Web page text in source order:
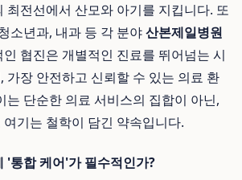
최전선에서 산모와 아기를 지킵니다. 또
소년과, 내과 등 각 분야산본제일병원
협진은 개별적인 진료를 뛰어넘는 시
가장 안전하고 신뢰할 수 있는 의료 환
는 단순한 의료 서비스의 집합이 아닌,
기는 철학이 담긴 약속입니다.
'통합 케어'가 필수적인가?